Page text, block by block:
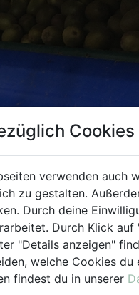
verwenden auch
zu gestalten.
Durch deine
Durch Klick
"Details anzeigen"
welche Cookies du
findest du in unserer